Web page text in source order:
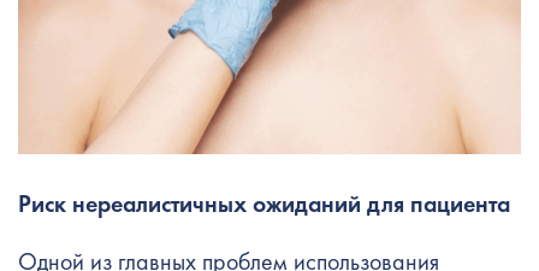
Риск нереалистичных ожиданий для пациента
Одной из главных проблем использования